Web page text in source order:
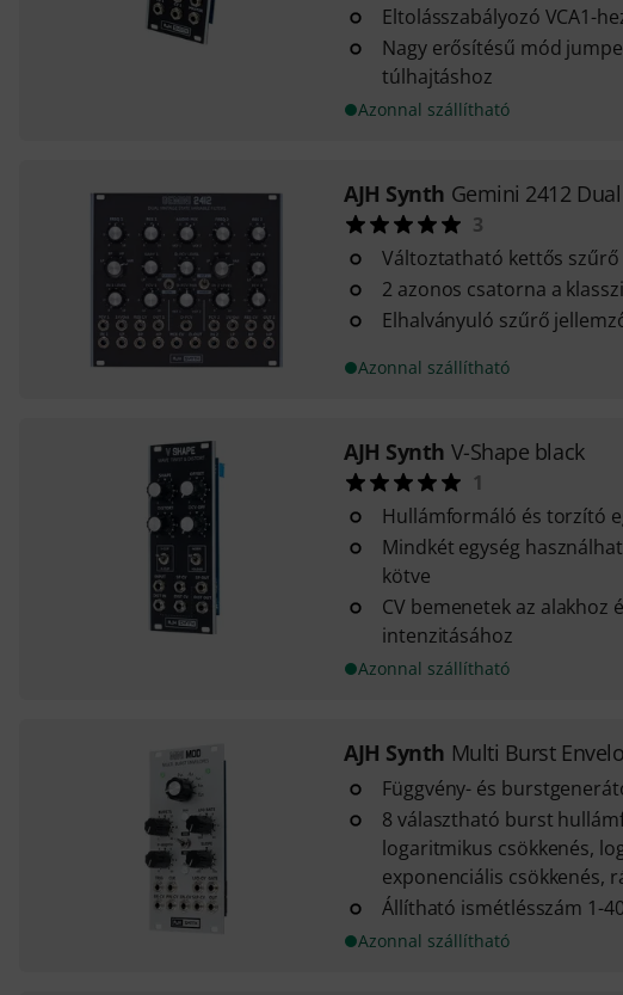
Eltolásszabályozó VCA1-
Nagy erősítésű mód
túlhajtáshoz
Azonnal szállítható
AJH Synth Gemini 2412
3
Változtatható kettős szűrő
2 azonos csatorna a
Elhalványuló szűrő
Azonnal szállítható
AJH Synth V-Shape black
1
Hullámformáló és torzító
Mindkét egység
kötve
CV bemenetek az alakhoz
intenzitásához
Azonnal szállítható
AJH Synth Multi Burst
Függvény- és
8 választható burst
logaritmikus csökkenés,
exponenciális csökkenés,
Állítható ismétlésszám 1-
Azonnal szállítható